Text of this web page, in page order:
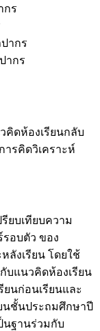
กร
ากร
ากร
คิดห้องเรียนกลับ
รคิดวิเคราะห์
บเทียบความ
รอบตัว ของ
ลังเรียน โดยใช้
บแนวคิดห้องเรียน
ยนก่อนเรียนและ
นชั้นประถมศึกษาปี
นฐานร่วมกับ